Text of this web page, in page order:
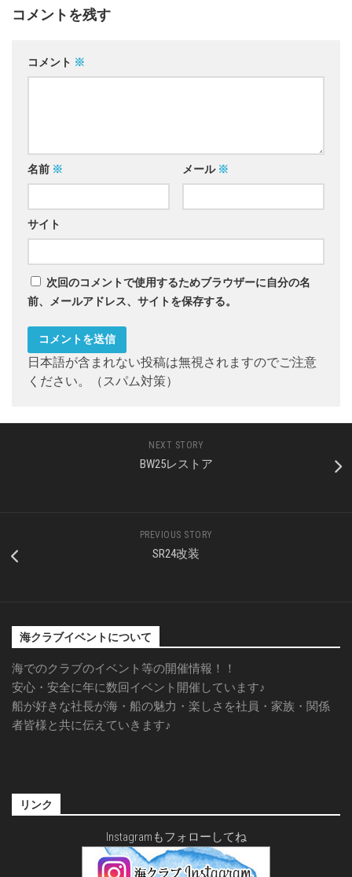
コメントを残す
コメント ※
名前 ※ メール ※
サイト
次回のコメントで使用するためブラウザーに自分の名
前、メールアドレス、サイトを保存する。
日本語が含まれない投稿は無視されますのでご注意
ください。（スパム対策）
NEXT STORY
BW25レストア
PREVIOUS STORY
SR24改装
海クラブイベントについて
海でのクラブのイベント等の開催情報！！
安心・安全に年に数回イベント開催しています♪
船が好きな社長が海・船の魅力・楽しさを社員・家族・関係
者皆様と共に伝えていきます♪
リンク
Instagramもフォローしてね